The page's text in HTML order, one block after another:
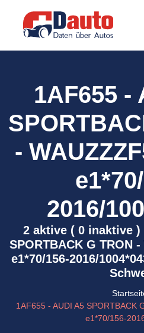
1AF655 -
-
2016/
2 aktive ( 0 inaktive )
SPORTBACK G TRON
e1*70/156-2016/
1AF655 - AUDI A5 SPORTBACK
e1*70/156-